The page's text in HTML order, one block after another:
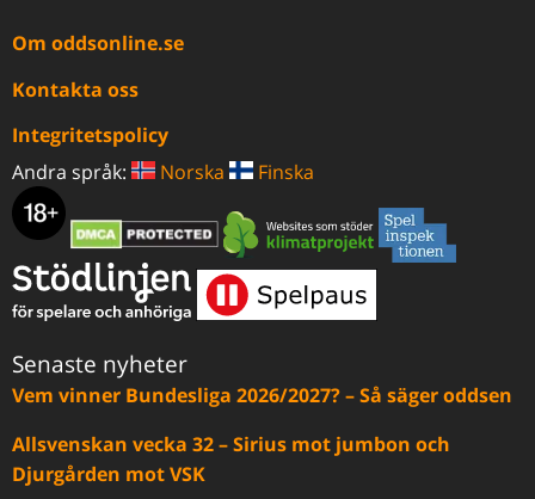
Om oddsonline.se
Kontakta oss
Integritetspolicy
Andra språk:
Norska Finska
Senaste nyheter
Vem vinner Bundesliga 2026/2027? – Så säger oddsen
Allsvenskan vecka 32 – Sirius mot jumbon och
Djurgården mot VSK